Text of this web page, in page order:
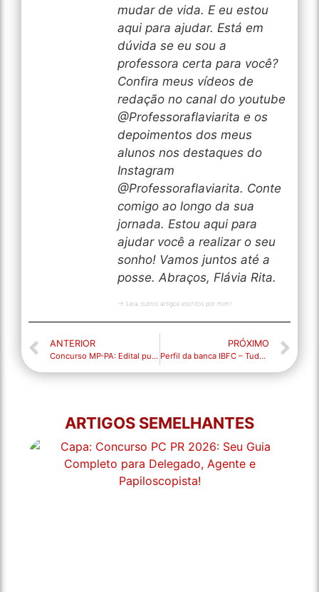
mudar de vida. E eu estou
aqui para ajudar. Está em
dúvida se eu sou a
professora certa para você?
Confira meus vídeos de
redação no canal do youtube
@Professoraflaviarita e os
depoimentos dos meus
alunos nos destaques do
Instagram
@Professoraflaviarita. Conte
comigo ao longo da sua
jornada. Estou aqui para
ajudar você a realizar o seu
sonho! Vamos juntos até a
posse. Abraços, Flávia Rita.
→ Leia outros artigos escritos por mim!
ANTERIOR
Concurso MP-PA: Edital publicado! 169 vagas
PRÓXIMO
Perfil da banca IBFC – Tudo que você precisa saber para gabaritar sua prova de português
ARTIGOS SEMELHANTES